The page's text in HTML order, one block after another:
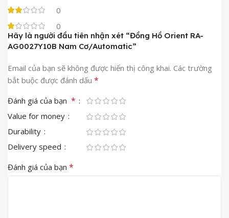
0
0
Hãy là người đầu tiên nhận xét “Đồng Hồ Orient RA-
AG0027Y10B Nam Cơ/Automatic”
Email của bạn sẽ không được hiển thị công khai. Các trường
bắt buộc được đánh dấu *
Đánh giá của bạn *
Value for money
Durability
Delivery speed
Đánh giá của bạn *